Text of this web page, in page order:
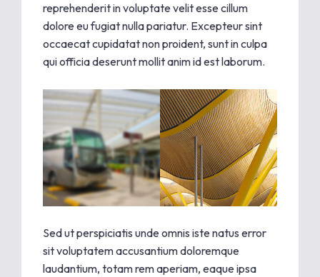
reprehenderit in voluptate velit esse cillum
dolore eu fugiat nulla pariatur. Excepteur sint
occaecat cupidatat non proident, sunt in culpa
qui officia deserunt mollit anim id est laborum.
Sed ut perspiciatis unde omnis iste natus error
sit voluptatem accusantium doloremque
laudantium, totam rem aperiam, eaque ipsa